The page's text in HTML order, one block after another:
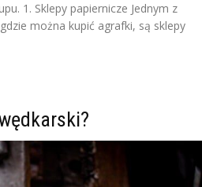
1. Sklepy papiernicze Jednym z
można kupić agrafki, są sklepy